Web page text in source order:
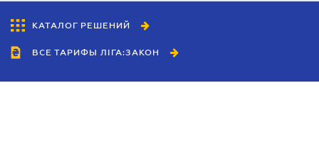
КАТАЛОГ РЕШЕНИЙ
ВСЕ ТАРИФЫ ЛІГА:ЗАКОН